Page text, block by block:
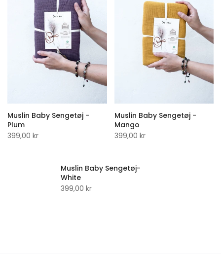
Muslin Baby Sengetøj -
Plum
399,00 kr
Muslin Baby Sengetøj -
Mango
399,00 kr
Muslin Baby Sengetøj-
White
399,00 kr